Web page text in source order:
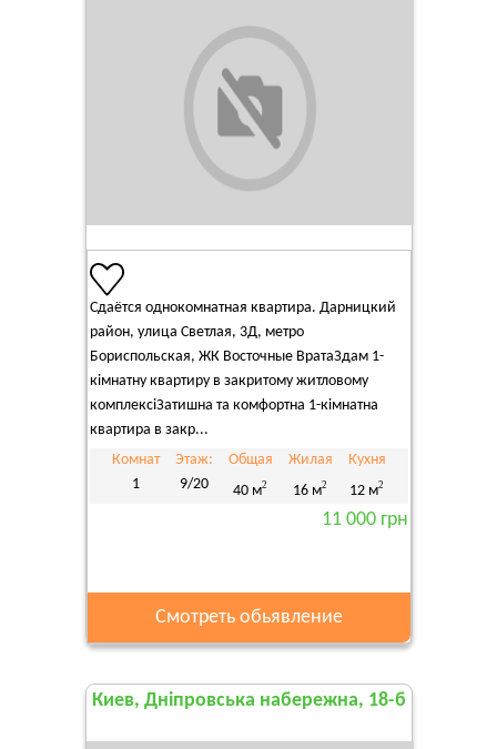
Сдаётся однокомнатная квартира. Дарницкий
район, улица Светлая, 3Д, метро
Бориспольская, ЖК Восточные ВратаЗдам 1-
кімнатну квартиру в закритому житловому
комплексіЗатишна та комфортна 1-кімнатна
квартира в закр...
Комнат
1
Этаж:
9/20
Общая
40 м2
Жилая
16 м2
Кухня
12 м2
11 000 грн
Смотреть обьявление
Киев, Дніпровська набережна, 18-б